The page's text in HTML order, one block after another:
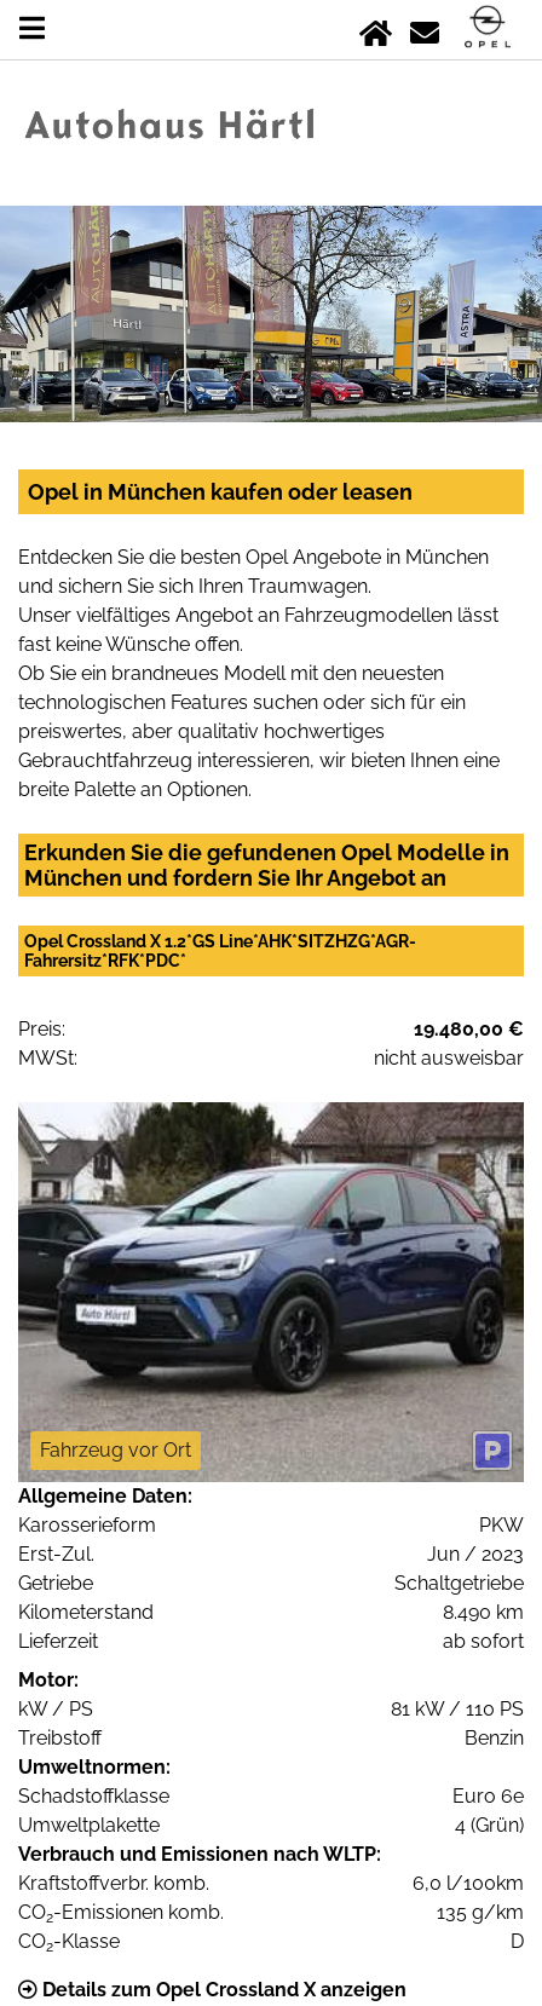
Opel in München kaufen oder leasen
Entdecken Sie die besten Opel Angebote in München
und sichern Sie sich Ihren Traumwagen.
Unser vielfältiges Angebot an Fahrzeugmodellen lässt
fast keine Wünsche offen.
Ob Sie ein brandneues Modell mit den neuesten
technologischen Features suchen oder sich für ein
preiswertes, aber qualitativ hochwertiges
Gebrauchtfahrzeug interessieren, wir bieten Ihnen eine
breite Palette an Optionen.
Erkunden Sie die gefundenen Opel Modelle in
München und fordern Sie Ihr Angebot an
Opel Crossland X 1.2*GS Line*AHK*SITZHZG*AGR-
Fahrersitz*RFK*PDC*
Preis:
19.480,00 €
MWSt:
nicht ausweisbar
Fahrzeug vor Ort
Allgemeine Daten:
Karosserieform
PKW
Erst-Zul.
Jun / 2023
Getriebe
Schaltgetriebe
Kilometerstand
8.490 km
Lieferzeit
ab sofort
Motor:
kW / PS
81 kW / 110 PS
Treibstoff
Benzin
Umweltnormen:
Schadstoffklasse
Euro 6e
Umweltplakette
4 (Grün)
Verbrauch und Emissionen nach WLTP:
Kraftstoffverbr. komb.
6,0 l/100km
CO2-Emissionen komb.
135 g/km
CO2-Klasse D
Details zum Opel Crossland X anzeigen